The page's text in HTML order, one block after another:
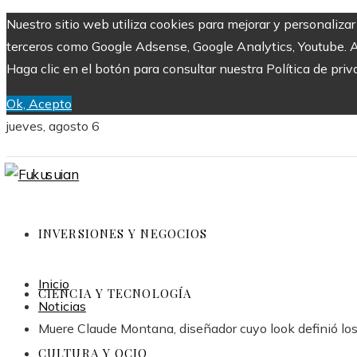
Nuestro sitio web utiliza cookies para mejorar y
terceros como Google Adsense, Google Analytics,
Haga clic en el botón para consultar nuestra Política de
Ok, Acepto
jueves, agosto 6
INVERSIONES Y NEGOCIOS
CIENCIA Y TECNOLOGÍA
CULTURA Y OCIO
Inicio
Noticias
Muere Claude Montana, diseñador cuyo look definió